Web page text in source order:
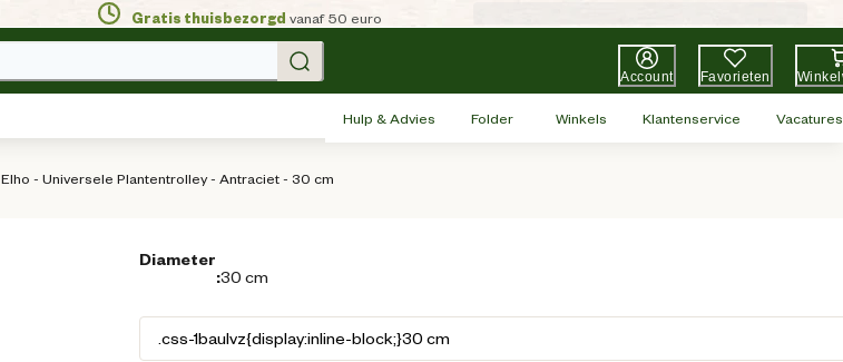
Gratis thuisbezorgd vanaf 50 euro
Account Favorieten
Hulp & Advies Folder Winkels Klantenservice Vacatures
Elho - Universele Plantentrolley - Antraciet - 30 cm
Diameter
:30 cm